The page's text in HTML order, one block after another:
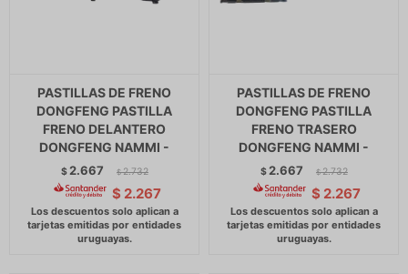
PASTILLAS DE FRENO
DONGFENG PASTILLA
FRENO DELANTERO
DONGFENG NAMMI -
$ 2.667 $ 2.732
$ 2.267
PASTILLAS DE FRENO
DONGFENG PASTILLA
FRENO TRASERO
DONGFENG NAMMI -
$ 2.667 $ 2.732
$ 2.267